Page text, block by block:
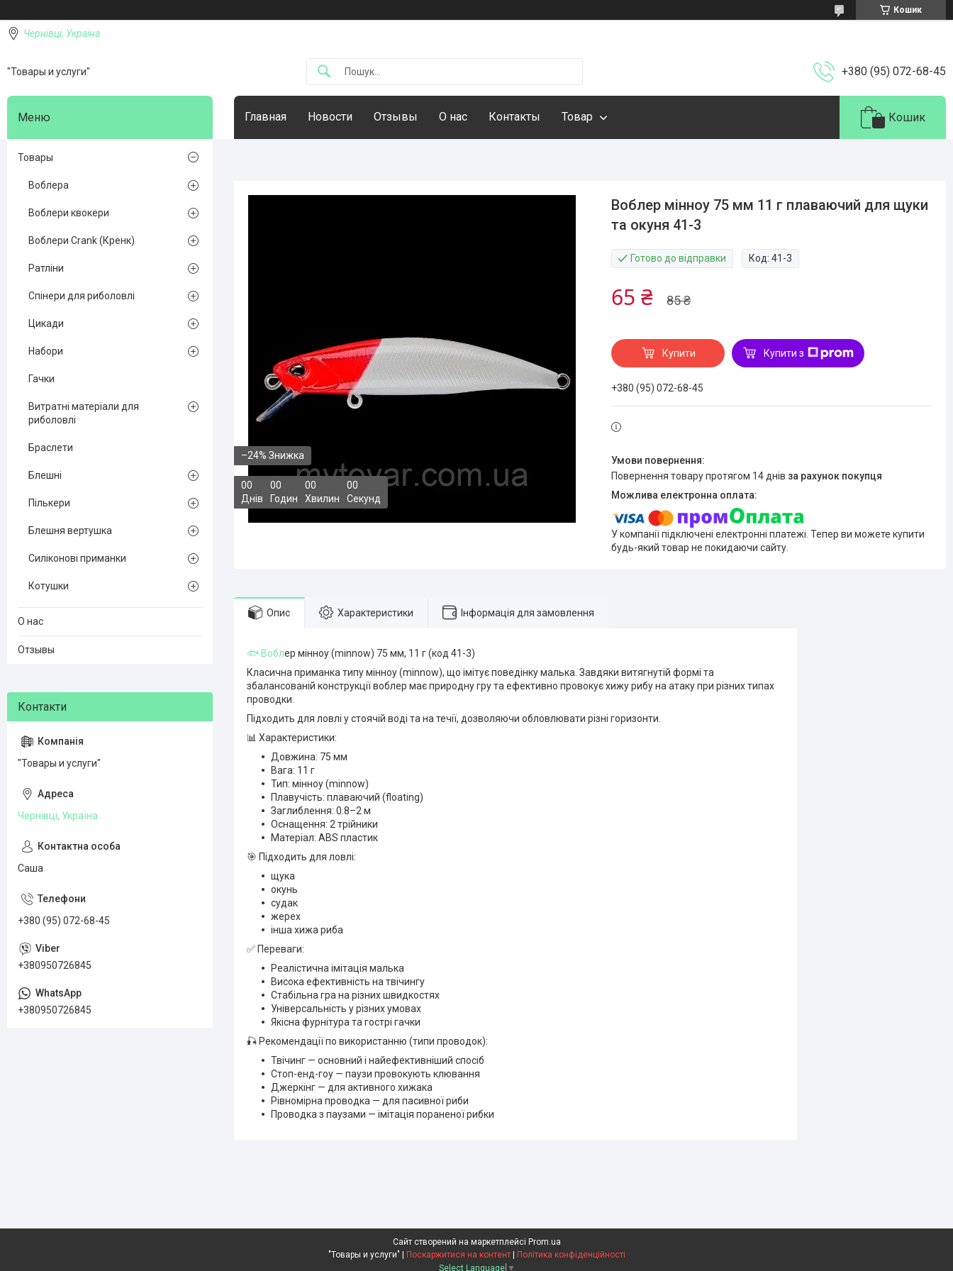
Кошик
Чернівці, Україна
"Товары и услуги" +380 (95) 072-68-45
Главная Новости Отзывы О нас Контакты Товар Кошик
–24%
00
Днів
00
Годин
00
Хвилин
00
Секунд
Воблер мінноу 75 мм 11 г плаваючий для щуки
та окуня 41-3
Готово до відправки Код:41-3
85 ₴
65 ₴
Купити Купити з
+380 (95) 072-68-45
повернення товару протягом 14 днів за рахунок покупця
У компанії підключені електронні платежі. Тепер ви можете купити
будь-який товар не покидаючи сайту.
Опис Характеристики Інформація для замовлення
🐟 Воблер мінноу (minnow) 75 мм, 11 г (код 41-3)
Класична приманка типу мінноу (minnow), що імітує поведінку малька. Завдяки витягнутій формі та
збалансованій конструкції воблер має природну гру та ефективно провокує хижу рибу на атаку при різних типах
проводки.
Підходить для ловлі у стоячій воді та на течії, дозволяючи обловлювати різні горизонти.
📊 Характеристики:
Довжина: 75 мм
Вага: 11 г
Тип: мінноу (minnow)
Плавучість: плаваючий (floating)
Заглиблення: 0.8–2 м
Оснащення: 2 трійники
Матеріал: ABS пластик
🎯 Підходить для ловлі:
щука
окунь
судак
жерех
інша хижа риба
✅ Переваги:
Реалістична імітація малька
Висока ефективність на твічингу
Стабільна гра на різних швидкостях
Універсальність у різних умовах
Якісна фурнітура та гострі гачки
🎣 Рекомендації по використанню (типи проводок):
Твічинг — основний і найефективніший спосіб
Стоп-енд-гоу — паузи провокують клювання
Джеркінг — для активного хижака
Рівномірна проводка — для пасивної риби
Проводка з паузами — імітація пораненої рибки
Товары
Воблера
Воблери квокери
Воблери Crank (Кренк)
Ратліни
Спінери для риболовлі
Цикади
Набори
Гачки
Витратні матеріали для
риболовлі
Браслети
Блешні
Пількери
Блешня вертушка
Силіконові приманки
Котушки
О нас
Отзывы
"Товары и услуги"
Чернівці, Україна
Саша
+380 (95) 072-68-45
+380950726845
+380950726845
Сайт створений на маркетплейсі Prom.ua
Поскаржитися на контент
Політика конфіденційності
Select Language ▼